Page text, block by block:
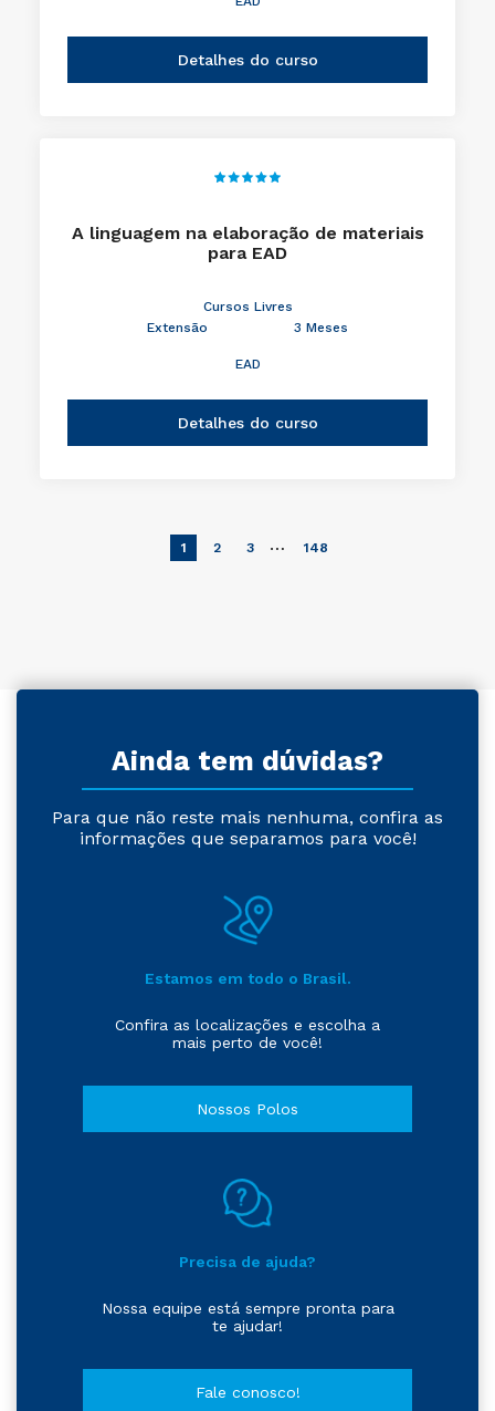
Detalhes do curso
A linguagem na elaboração de materiais
para EAD
Cursos Livres
Extensão
3 Meses
EAD
Detalhes do curso
1 2 3 … 148
Ainda tem dúvidas?
Para que não reste mais nenhuma, confira as
informações que separamos para você!
Estamos em todo o Brasil.
Confira as localizações e escolha a
mais perto de você!
Nossos Polos
Precisa de ajuda?
Nossa equipe está sempre pronta para
te ajudar!
Fale conosco!